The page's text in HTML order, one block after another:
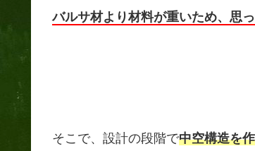
バルサ材より材料が重いため、思
そこで、設計の段階で中空構造を